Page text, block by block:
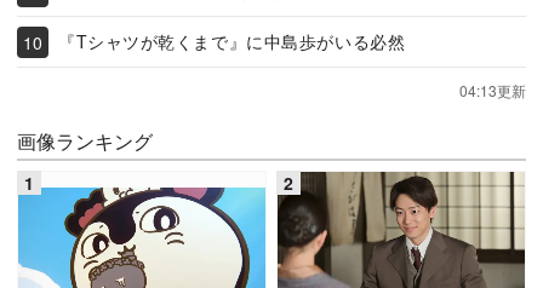
『Tシャツが乾くまで』に中島歩がいる必然
04:13更新
画像ランキング